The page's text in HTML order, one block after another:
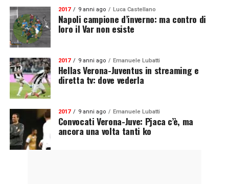
2017 9 anni ago Luca Castellano
Napoli campione d’inverno: ma contro di
loro il Var non esiste
2017 9 anni ago Emanuele Lubatti
Hellas Verona-Juventus in streaming e
diretta tv: dove vederla
2017 9 anni ago Emanuele Lubatti
Convocati Verona-Juve: Pjaca c’è, ma
ancora una volta tanti ko